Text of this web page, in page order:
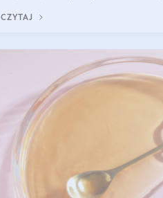
krzepliwość krwi oraz mineralizację kości.
CZYTAJ